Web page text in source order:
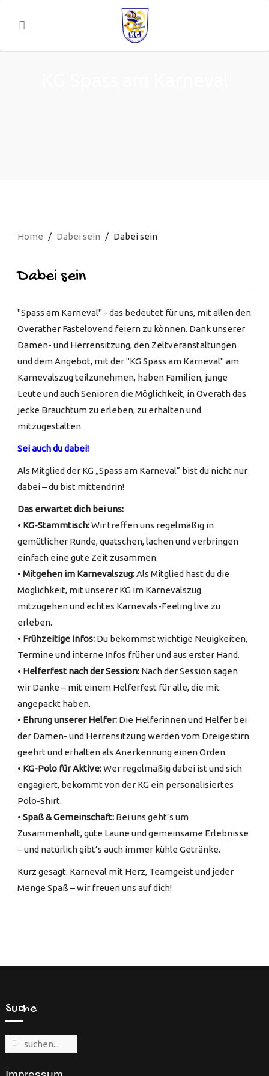
Home Dabei sein Dabei sein
Dabei sein
"Spass am Karneval" - das bedeutet für uns, mit allen den
Overather Fastelovend feiern zu können. Dank unserer
Damen- und Herrensitzung, den Zeltveranstaltungen
und dem Angebot, mit der "KG Spass am Karneval" am
Karnevalszug teilzunehmen, haben Familien, junge
Leute und auch Senioren die Möglichkeit, in Overath das
jecke Brauchtum zu erleben, zu erhalten und
mitzugestalten.
Sei auch du dabei!
Als Mitglied der KG „Spass am Karneval“ bist du nicht nur
dabei – du bist mittendrin!
Das erwartet dich bei uns:
• KG-Stammtisch:Wir treffen uns regelmäßig in
gemütlicher Runde, quatschen, lachen und verbringen
einfach eine gute Zeit zusammen.
• Mitgehen im Karnevalszug:Als Mitglied hast du die
Möglichkeit, mit unserer KG im Karnevalszug
mitzugehen und echtes Karnevals-Feeling live zu
erleben.
• Frühzeitige Infos:Du bekommst wichtige Neuigkeiten,
Termine und interne Infos früher und aus erster Hand.
• Helferfest nach der Session:Nach der Session sagen
wir Danke – mit einem Helferfest für alle, die mit
angepackt haben.
• Ehrung unserer Helfer:Die Helferinnen und Helfer bei
der Damen- und Herrensitzung werden vom Dreigestirn
geehrt und erhalten als Anerkennung einen Orden.
• KG-Polo für Aktive:Wer regelmäßig dabei ist und sich
engagiert, bekommt von der KG ein personalisiertes
Polo-Shirt.
• Spaß & Gemeinschaft:Bei uns geht’s um
Zusammenhalt, gute Laune und gemeinsame Erlebnisse
– und natürlich gibt’s auch immer kühle Getränke.
Kurz gesagt: Karneval mit Herz, Teamgeist und jeder
Menge Spaß – wir freuen uns auf dich!
Suche